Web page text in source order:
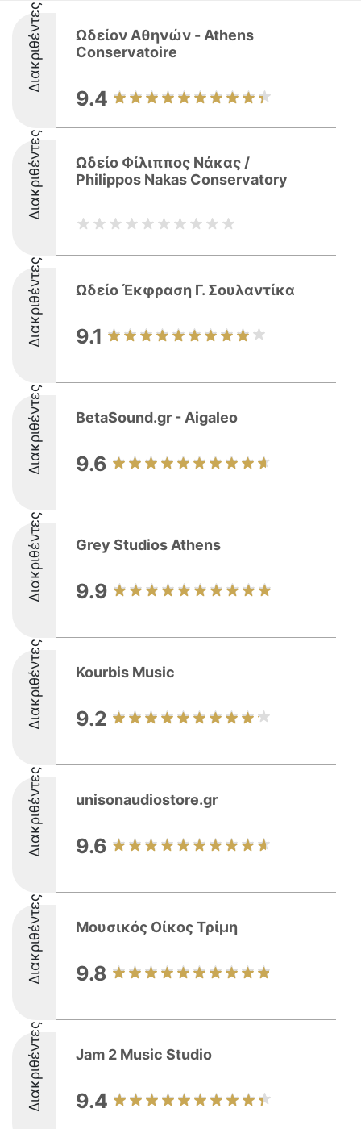
Διακριθέντες
Ωδείον Αθηνών - Athens
Conservatoire
9.4
Διακριθέντες
Ωδείο Φίλιππος Νάκας /
Philippos Nakas Conservatory
Διακριθέντες Ωδείο Έκφραση Γ. Σουλαντίκα
9.1
Διακριθέντες BetaSound.gr - Aigaleo
9.6
Διακριθέντες Grey Studios Athens
9.9
Διακριθέντες Kourbis Music
9.2
Διακριθέντες unisonaudiostore.gr
9.6
Διακριθέντες Μουσικός Οίκος Τρίμη
9.8
Διακριθέντες Jam 2 Music Studio
9.4